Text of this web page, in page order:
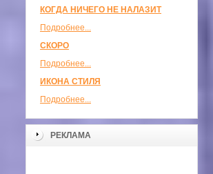
КОГДА НИЧЕГО НЕ НАЛАЗИТ
Подробнее...
СКОРО
Подробнее...
ИКОНА СТИЛЯ
Подробнее...
РЕКЛАМА